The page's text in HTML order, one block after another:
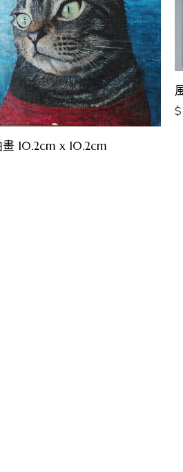
10.2cm x 10.2cm
$